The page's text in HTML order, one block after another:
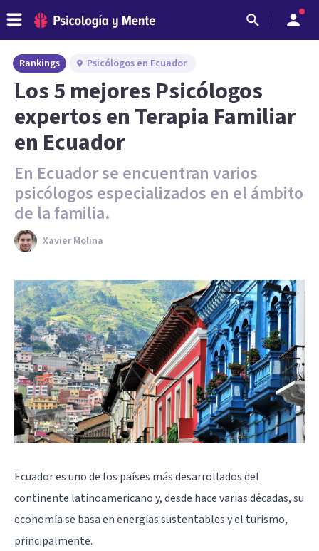
Rankings Psicólogos en Ecuador
Los 5 mejores Psicólogos
expertos en Terapia Familiar
en Ecuador
En Ecuador se encuentran varios
psicólogos especializados en el ámbito
de la familia.
Xavier Molina
Ecuador es uno de los países más desarrollados del
continente latinoamericano y, desde hace varias décadas, su
economía se basa en energías sustentables y el turismo,
principalmente.